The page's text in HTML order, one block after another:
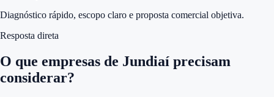
Diagnóstico rápido, escopo claro e proposta comercial objetiva.
Resposta direta
O que empresas de Jundiaí precisam
considerar?